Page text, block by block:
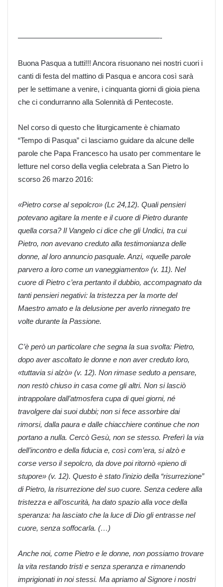
———————————————————-
Buona Pasqua a tutti!!! Ancora risuonano nei nostri cuori i
canti di festa del mattino di Pasqua e ancora così sarà
per le settimane a venire, i cinquanta giorni di gioia piena
che ci condurranno alla Solennità di Pentecoste.
Nel corso di questo che liturgicamente è chiamato
“Tempo di Pasqua” ci lasciamo guidare da alcune delle
parole che Papa Francesco ha usato per commentare le
letture nel corso della veglia celebrata a San Pietro lo
scorso 26 marzo 2016:
«Pietro corse al sepolcro» (Lc 24,12). Quali pensieri
potevano agitare la mente e il cuore di Pietro durante
quella corsa? Il Vangelo ci dice che gli Undici, tra cui
Pietro, non avevano creduto alla testimonianza delle
donne, al loro annuncio pasquale. Anzi, «quelle parole
parvero a loro come un vaneggiamento» (v. 11). Nel
cuore di Pietro c’era pertanto il dubbio, accompagnato da
tanti pensieri negativi: la tristezza per la morte del
Maestro amato e la delusione per averlo rinnegato tre
volte durante la Passione.
C’è però un particolare che segna la sua svolta: Pietro,
dopo aver ascoltato le donne e non aver creduto loro,
«tuttavia si alzò» (v. 12). Non rimase seduto a pensare,
non restò chiuso in casa come gli altri. Non si lasciò
intrappolare dall’atmosfera cupa di quei giorni, né
travolgere dai suoi dubbi; non si fece assorbire dai
rimorsi, dalla paura e dalle chiacchiere continue che non
portano a nulla. Cercò Gesù, non se stesso. Preferì la via
dell’incontro e della fiducia e, così com’era, si alzò e
corse verso il sepolcro, da dove poi ritornò «pieno di
stupore» (v. 12). Questo è stato l’inizio della “risurrezione”
di Pietro, la risurrezione del suo cuore. Senza cedere alla
tristezza e all’oscurità, ha dato spazio alla voce della
speranza: ha lasciato che la luce di Dio gli entrasse nel
cuore, senza soffocarla. (…)
Anche noi, come Pietro e le donne, non possiamo trovare
la vita restando tristi e senza speranza e rimanendo
imprigionati in noi stessi. Ma apriamo al Signore i nostri